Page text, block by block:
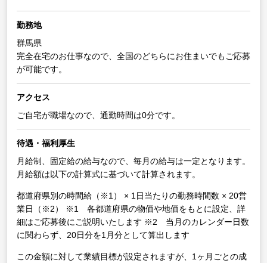
勤務地
群馬県
完全在宅のお仕事なので、全国のどちらにお住まいでもご応募
が可能です。
アクセス
ご自宅が職場なので、通勤時間は0分です。
待遇・福利厚生
月給制、固定給の給与なので、毎月の給与は一定となります。
月給額は以下の計算式に基づいて計算されます。
都道府県別の時間給（※1） × 1日当たりの勤務時間数 × 20営
業日（※2）
※1 各都道府県の物価や地価をもとに設定、詳
細はご応募後にご説明いたします ※2 当月のカレンダー日数
に関わらず、20日分を1月分として算出します
この金額に対して業績目標が設定されますが、1ヶ月ごとの成